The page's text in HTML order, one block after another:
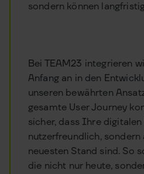
sondern können
Bei TEAM23 integrieren
Anfang an in den
unseren bewährten
gesamte User Journey
sicher, dass Ihre
nutzerfreundlich,
neuesten Stand sind. So
die nicht nur heute,